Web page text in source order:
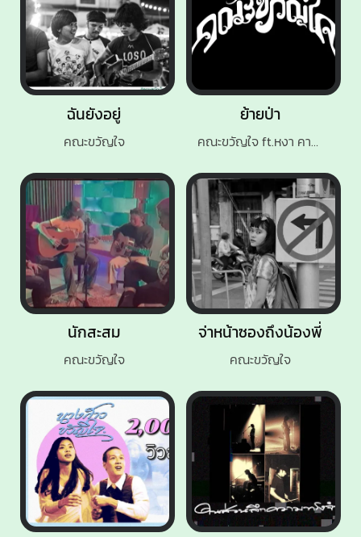
ย้ายป่า
คณะขวัญใจ ft.หงา คาราวาน
ฉันยังอยู่
คณะขวัญใจ
นักสะสม
คณะขวัญใจ
จ่าหน้าซองถึงน้องพี่
คณะขวัญใจ